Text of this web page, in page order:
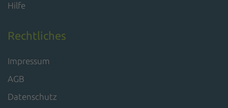
Hilfe
Rechtliches
Impressum
AGB
Datenschutz